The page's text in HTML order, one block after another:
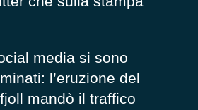
media si sono
l’eruzione del
mandò il traffico